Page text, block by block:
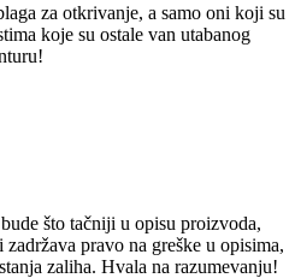
za otkrivanje, a samo oni koji su
koje su ostale van utabanog
što tačniji u opisu proizvoda,
pravo na greške u opisima,
zaliha. Hvala na razumevanju!